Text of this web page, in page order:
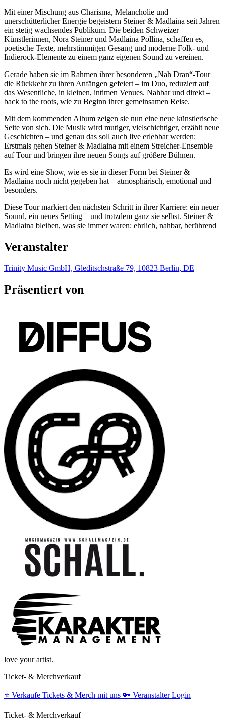
Mit einer Mischung aus Charisma, Melancholie und
unerschütterlicher Energie begeistern Steiner & Madlaina seit Jahren
ein stetig wachsendes Publikum. Die beiden Schweizer
Künstlerinnen, Nora Steiner und Madlaina Pollina, schaffen es,
poetische Texte, mehrstimmigen Gesang und moderne Folk- und
Indierock-Elemente zu einem ganz eigenen Sound zu vereinen.
Gerade haben sie im Rahmen ihrer besonderen „Nah Dran“-Tour
die Rückkehr zu ihren Anfängen gefeiert – im Duo, reduziert auf
das Wesentliche, in kleinen, intimen Venues. Nahbar und direkt –
back to the roots, wie zu Beginn ihrer gemeinsamen Reise.
Mit dem kommenden Album zeigen sie nun eine neue künstlerische
Seite von sich. Die Musik wird mutiger, vielschichtiger, erzählt neue
Geschichten – und genau das soll auch live erlebbar werden:
Erstmals gehen Steiner & Madlaina mit einem Streicher-Ensemble
auf Tour und bringen ihre neuen Songs auf größere Bühnen.
Es wird eine Show, wie es sie in dieser Form bei Steiner &
Madlaina noch nicht gegeben hat – atmosphärisch, emotional und
besonders.
Diese Tour markiert den nächsten Schritt in ihrer Karriere: ein neuer
Sound, ein neues Setting – und trotzdem ganz sie selbst. Steiner &
Madlaina bleiben, was sie immer waren: ehrlich, nahbar, berührend
Veranstalter
Trinity Music GmbH, Gleditschstraße 79, 10823 Berlin, DE
Präsentiert von
love your artist.
Ticket- & Merchverkauf
⭐️ Verkaufe Tickets & Merch mit uns 🔑 Veranstalter Login
Ticket- & Merchverkauf